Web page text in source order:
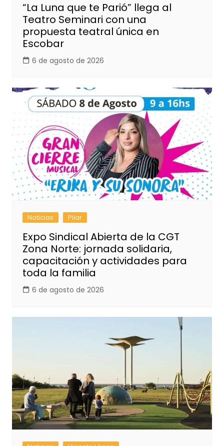
“La Luna que te Parió” llega al
Teatro Seminari con una
propuesta teatral única en
Escobar
6 de agosto de 2026
Noticias Pilar
Expo Sindical Abierta de la CGT
Zona Norte: jornada solidaria,
capacitación y actividades para
toda la familia
6 de agosto de 2026